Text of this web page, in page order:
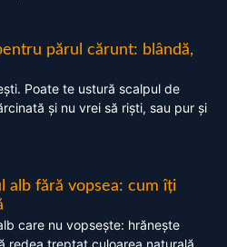
părul cărunt: blândă,
Poate te ustură scalpul de
și nu vrei să riști, sau pur și
alb fără vopsea: cum îți
care nu vopsește: hrănește